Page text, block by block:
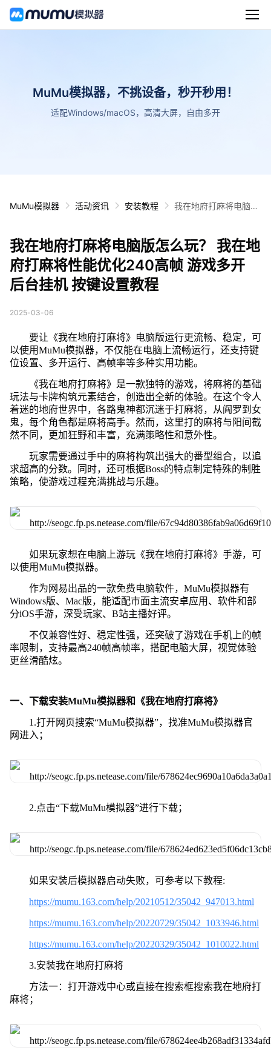
MuMu模拟器，不挑设备，秒开秒用！
适配Windows/macOS，高清大屏，自由多开
MuMu模拟器 活动资讯 安装教程
我在地府打麻将电脑版
戏多开 后台挂机 按键
设置教程
我在地府打麻将电脑版怎么玩？ 我在地
府打麻将性能优化240高帧 游戏多开
后台挂机 按键设置教程
2025-03-06
要让《我在地府打麻将》电脑版运行更流畅、稳定，可
以使用MuMu模拟器，不仅能在电脑上流畅运行，还支持键
位设置、多开运行、高帧率等多种实用功能。
《我在地府打麻将》是一款独特的游戏，将麻将的基础
玩法与卡牌构筑元素结合，创造出全新的体验。在这个令人
着迷的地府世界中，各路鬼神都沉迷于打麻将，从阎罗到女
鬼，每个角色都是麻将高手。然而，这里打的麻将与阳间截
然不同，更加狂野和丰富，充满策略性和意外性。
玩家需要通过手中的麻将构筑出强大的番型组合，以追
求超高的分数。同时，还可根据Boss的特点制定特殊的制胜
策略，使游戏过程充满挑战与乐趣。
如果玩家想在电脑上游玩《我在地府打麻将》手游，可
以使用MuMu模拟器。
作为网易出品的一款免费电脑软件，MuMu模拟器有
Windows版、Mac版，能适配市面主流安卓应用、软件和部
分iOS手游，深受玩家、B站主播好评。
不仅兼容性好、稳定性强，还突破了游戏在手机上的帧
率限制，支持最高240帧高帧率，搭配电脑大屏，视觉体验
更丝滑酷炫。
一、下载安装MuMu模拟器和《我在地府打麻将》
1.打开网页搜索“MuMu模拟器”，找准MuMu模拟器官
网进入；
2.点击“下载MuMu模拟器”进行下载；
如果安装后模拟器启动失败，可参考以下教程:
https://mumu.163.com/help/20210512/35042_947013.html
https://mumu.163.com/help/20220729/35042_1033946.html
https://mumu.163.com/help/20220329/35042_1010022.html
3.安装我在地府打麻将
方法一：打开游戏中心或直接在搜索框搜索我在地府打
麻将；